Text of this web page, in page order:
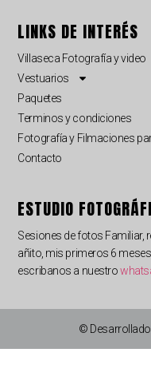
LINKS DE INTERÉS
Villaseca Fotografía y video
Vestuarios
Paquetes
Terminos y condiciones
Fotografía y Filmaciones
Contacto
ESTUDIO
Sesiones de fotos Familiar,
añito, mis primeros 6
escribanos a nuestro
©